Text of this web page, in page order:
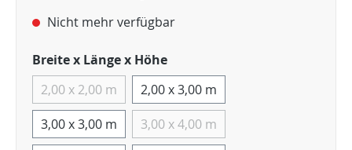
Nicht mehr verfügbar
Breite x Länge x Höhe
2,00 x 2,00 m
2,00 x 3,00 m
3,00 x 3,00 m
3,00 x 4,00 m